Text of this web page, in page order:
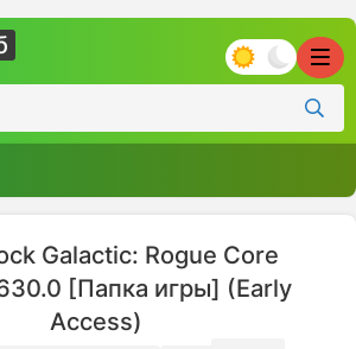
Galactic: Rogue Core
[Папка игры] (Early
Access)